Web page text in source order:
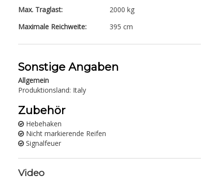
Max. Traglast:
2000 kg
Maximale Reichweite:
395 cm
Sonstige Angaben
Allgemein
Produktionsland: Italy
Zubehör
Hebehaken
Nicht markierende Reifen
Signalfeuer
Video